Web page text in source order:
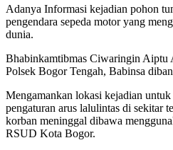
Adanya Informasi kejadian pohon
pengendara sepeda motor yang
dunia.
Bhabinkamtibmas Ciwaringin Aiptu
Polsek Bogor Tengah, Babinsa
Mengamankan lokasi kejadian
pengaturan arus lalulintas di sekitar
korban meninggal dibawa
RSUD Kota Bogor.